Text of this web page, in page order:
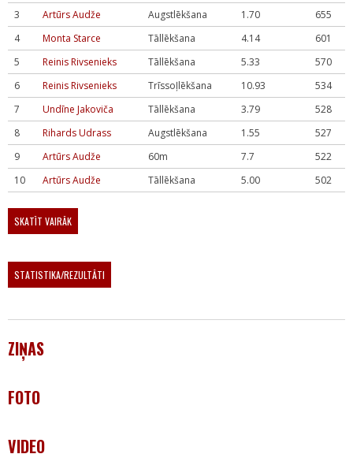
3
Artūrs Audže Augstlēkšana 1.70
655
4
Monta Starce Tāllēkšana 4.14
601
5
Reinis Rivsenieks Tāllēkšana 5.33
570
6
Reinis Rivsenieks Trīssoļlēkšana 10.93
534
7
Undīne Jakoviča Tāllēkšana 3.79
528
8
Rihards Udrass Augstlēkšana 1.55
527
9
Artūrs Audže 60m 7.7
522
10
Artūrs Audže Tāllēkšana 5.00 502
SKATĪT VAIRĀK
STATISTIKA/REZULTĀTI
ZIŅAS
FOTO
VIDEO